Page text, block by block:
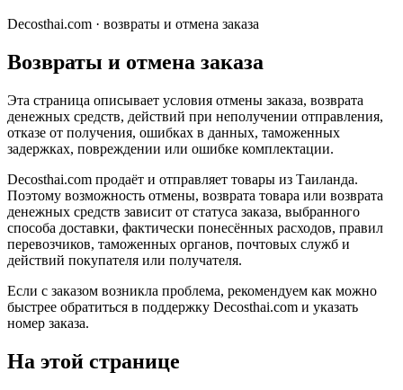
Decosthai.com · возвраты и отмена заказа
Возвраты и отмена заказа
Эта страница описывает условия отмены заказа, возврата
денежных средств, действий при неполучении отправления,
отказе от получения, ошибках в данных, таможенных
задержках, повреждении или ошибке комплектации.
Decosthai.com продаёт и отправляет товары из Таиланда.
Поэтому возможность отмены, возврата товара или возврата
денежных средств зависит от статуса заказа, выбранного
способа доставки, фактически понесённых расходов, правил
перевозчиков, таможенных органов, почтовых служб и
действий покупателя или получателя.
Если с заказом возникла проблема, рекомендуем как можно
быстрее обратиться в поддержку Decosthai.com и указать
номер заказа.
На этой странице